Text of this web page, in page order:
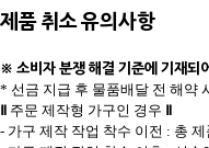
제품 취소 유의사항
※ 소비자 분쟁 해결 기준에 기재되
* 선금 지급 후 물품배달 전 해약
Ⅱ 주문 제작형 가구인 경우 Ⅱ
- 가구 제작 작업 착수 이전 : 총